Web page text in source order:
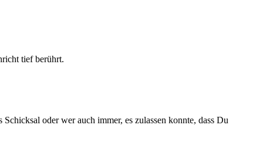
tief berührt.
oder wer auch immer, es zulassen konnte, dass Du